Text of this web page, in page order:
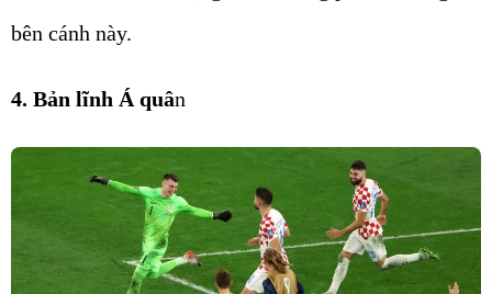
bên cánh này.
4. Bản lĩnh Á quân